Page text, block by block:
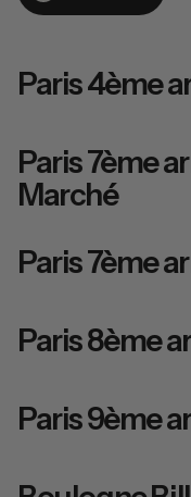
Paris 4ème
Paris 7ème
Marché
Paris 7ème
Paris 8ème
Paris 9ème